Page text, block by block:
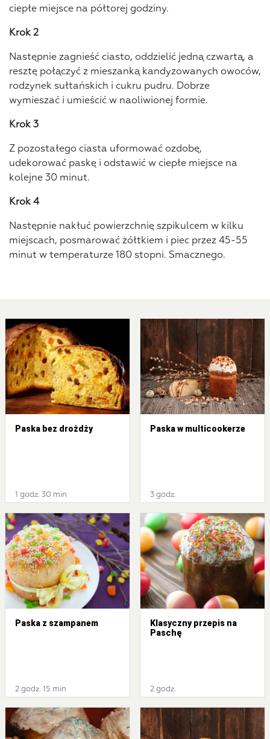
ciepłe miejsce na półtorej godziny.
Krok 2
Następnie zagnieść ciasto, oddzielić jedną czwartą, a
resztę połączyć z mieszanką kandyzowanych owoców,
rodzynek sułtańskich i cukru pudru. Dobrze
wymieszać i umieścić w naoliwionej formie.
Krok 3
Z pozostałego ciasta uformować ozdobę,
udekorować paskę i odstawić w ciepłe miejsce na
kolejne 30 minut.
Krok 4
Następnie nakłuć powierzchnię szpikulcem w kilku
miejscach, posmarować żółtkiem i piec przez 45-55
minut w temperaturze 180 stopni. Smacznego.
Paska bez drożdży
1 godz. 30 min
Paska w multicookerze
3 godz.
Paska z szampanem
2 godz. 15 min
Klasyczny przepis na
Paschę
2 godz.